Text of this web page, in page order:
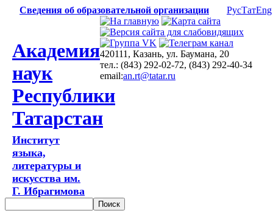
Сведения об образовательной организации РусТатEng
Академия
наук
Республики
Татарстан
Институт
языка,
литературы и
искусства им.
Г. Ибрагимова
420111, Казань, ул. Баумана, 20
тел.: (843) 292-02-72, (843) 292-40-34
email:an.rt@tatar.ru